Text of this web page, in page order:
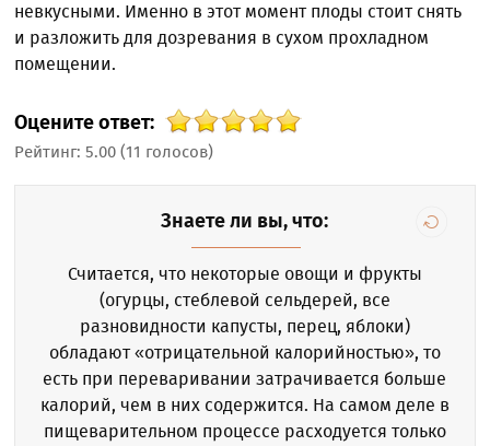
невкусными. Именно в этот момент плоды стоит снять
и разложить для дозревания в сухом прохладном
помещении.
Оцените ответ:
Рейтинг:5.00 (11 голосов)
Знаете ли вы, что:
Считается, что некоторые овощи и фрукты
(огурцы, стеблевой сельдерей, все
разновидности капусты, перец, яблоки)
обладают «отрицательной калорийностью», то
есть при переваривании затрачивается больше
калорий, чем в них содержится. На самом деле в
пищеварительном процессе расходуется только